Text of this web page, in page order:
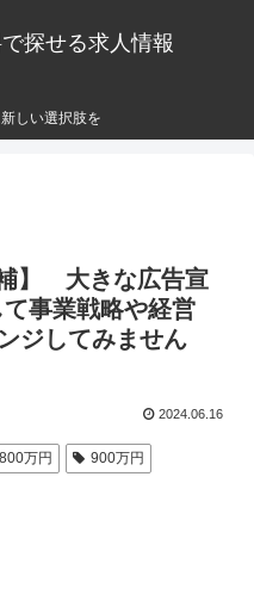
探せる求人情報
しい選択肢を
補】 大きな広告宣
事業戦略や経営
ジしてみません
2024.06.16
800万円 900万円